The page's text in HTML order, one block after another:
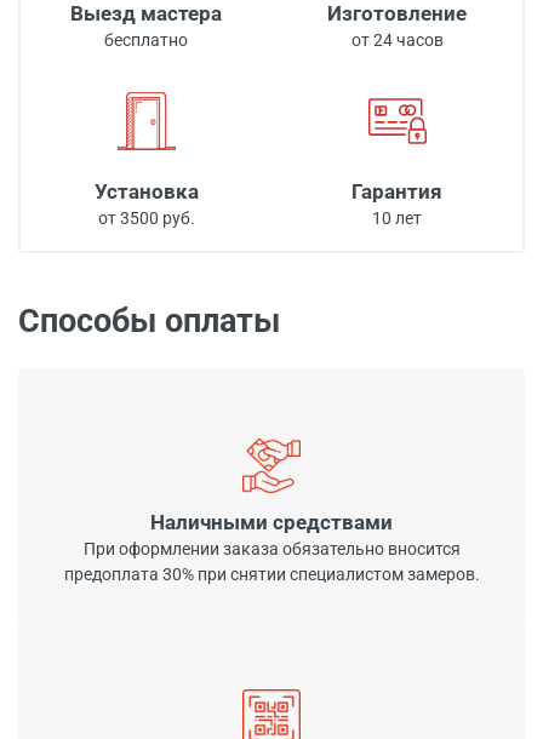
Выезд мастера
бесплатно
Изготовление
от 24 часов
Установка
от 3500 руб.
Гарантия
10 лет
Способы оплаты
Наличными средствами
При оформлении заказа обязательно вносится
предоплата 30% при снятии специалистом замеров.